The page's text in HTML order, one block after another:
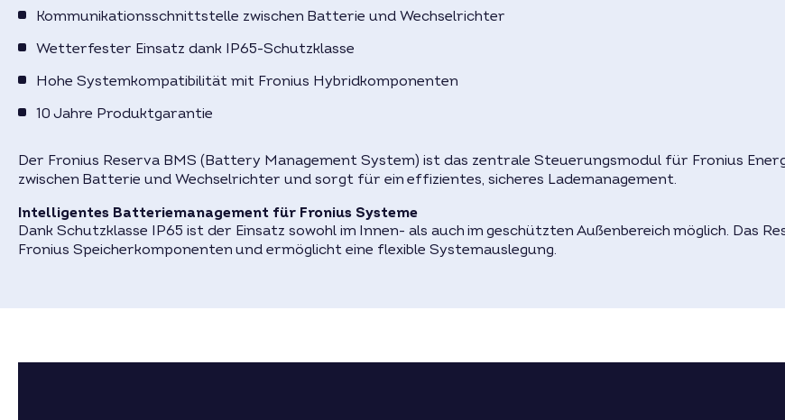
Kommunikationsschnittstelle zwischen Batterie und Wechselrichter
Wetterfester Einsatz dank IP65-Schutzklasse
Hohe Systemkompatibilität mit Fronius Hybridkomponenten
10 Jahre Produktgarantie
Der Fronius Reserva BMS (Battery Management System) ist das zentrale Steuerungsmodul für Fronius
zwischen Batterie und Wechselrichter und sorgt für ein effizientes, sicheres Lademanagement.
Intelligentes Batteriemanagement für Fronius Systeme
Dank Schutzklasse IP65 ist der Einsatz sowohl im Innen- als auch im geschützten Außenbereich möglich. Das
Fronius Speicherkomponenten und ermöglicht eine flexible Systemauslegung.